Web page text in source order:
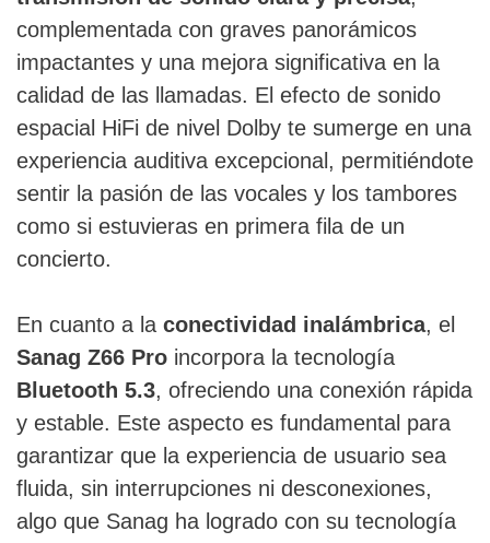
complementada con graves panorámicos
impactantes y una mejora significativa en la
calidad de las llamadas. El efecto de sonido
espacial HiFi de nivel Dolby te sumerge en una
experiencia auditiva excepcional, permitiéndote
sentir la pasión de las vocales y los tambores
como si estuvieras en primera fila de un
concierto.
En cuanto a la conectividad inalámbrica, el
Sanag Z66 Pro incorpora la tecnología
Bluetooth 5.3, ofreciendo una conexión rápida
y estable. Este aspecto es fundamental para
garantizar que la experiencia de usuario sea
fluida, sin interrupciones ni desconexiones,
algo que Sanag ha logrado con su tecnología